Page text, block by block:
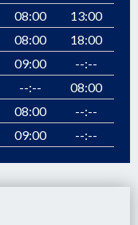
08:00
13:00
08:00
18:00
09:00
--:--
--:--
08:00
08:00
--:--
09:00 --:--